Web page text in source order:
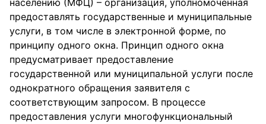
населению (МФЦ) – организация, уполномоченная
предоставлять государственные и муниципальные
услуги, в том числе в электронной форме, по
принципу одного окна. Принцип одного окна
предусматривает предоставление
государственной или муниципальной услуги после
однократного обращения заявителя с
соответствующим запросом. В процессе
предоставления услуги многофункциональный